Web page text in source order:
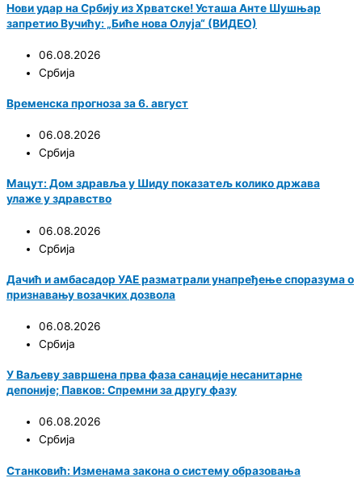
Нови удар на Србију из Хрватске! Усташа Анте Шушњар
запретио Вучићу: „Биће нова Олуја“ (ВИДЕО)
06.08.2026
Србија
Временска прогноза за 6. август
06.08.2026
Србија
Мацут: Дом здравља у Шиду показатељ колико држава
улаже у здравство
06.08.2026
Србија
Дачић и амбасадор УАЕ разматрали унапређење споразума о
признавању возачких дозвола
06.08.2026
Србија
У Ваљеву завршена прва фаза санације несанитарне
депоније; Павков: Спремни за другу фазу
06.08.2026
Србија
Станковић: Изменама закона о систему образовања